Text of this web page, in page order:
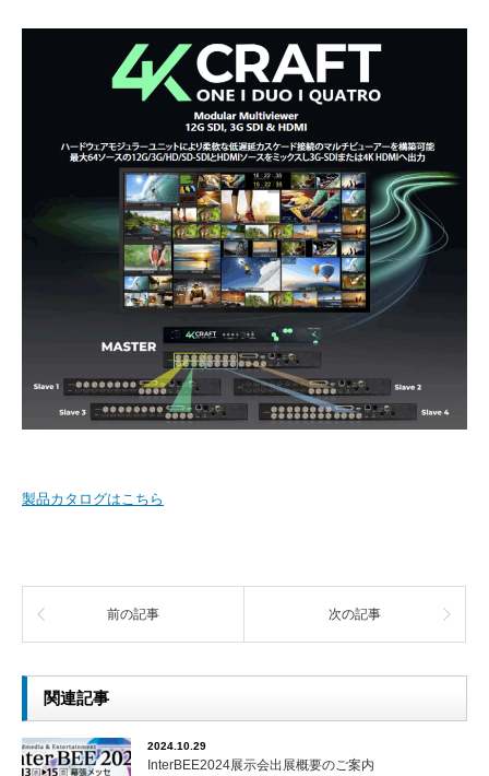
製品カタログはこちら
前の記事 次の記事
関連記事
2024.10.29
InterBEE2024展示会出展概要のご案内